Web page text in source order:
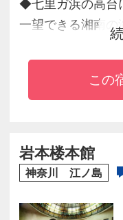
◆七里ガ浜の高台
一望できる湘南の
◆開放感と落ち着
トホテル。
◆併設レストラン
この
岩本楼本館
神奈川 江ノ島